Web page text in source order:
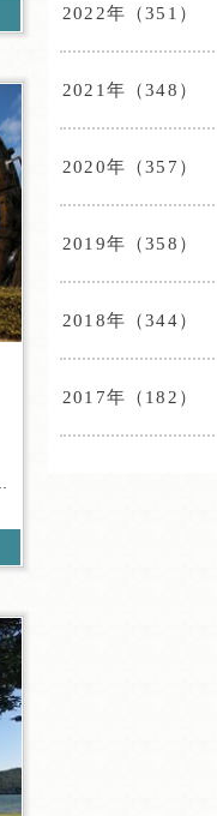
2022年（351）
2021年（348）
2020年（357）
2019年（358）
2018年（344）
2017年（182）